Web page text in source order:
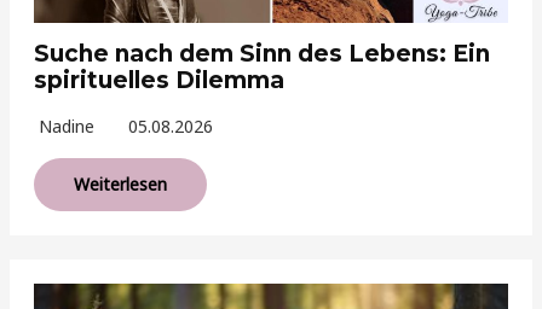
Suche nach dem Sinn des Lebens: Ein
spirituelles Dilemma
Nadine 05.08.2026
Weiterlesen